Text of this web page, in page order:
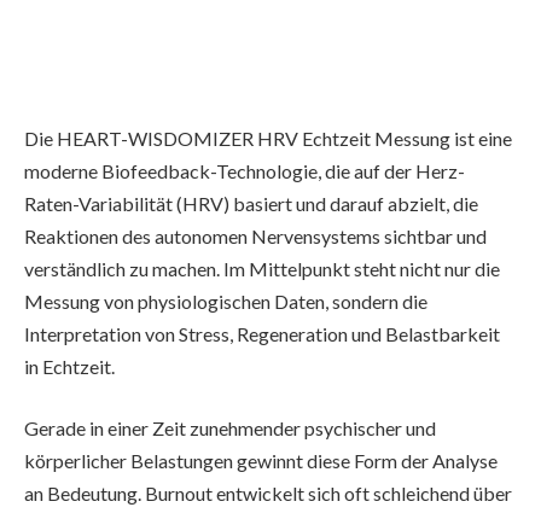
Die HEART-WISDOMIZER HRV Echtzeit Messung ist eine
moderne Biofeedback-Technologie, die auf der Herz-
Raten-Variabilität (HRV) basiert und darauf abzielt, die
Reaktionen des autonomen Nervensystems sichtbar und
verständlich zu machen. Im Mittelpunkt steht nicht nur die
Messung von physiologischen Daten, sondern die
Interpretation von Stress, Regeneration und Belastbarkeit
in Echtzeit.
Gerade in einer Zeit zunehmender psychischer und
körperlicher Belastungen gewinnt diese Form der Analyse
an Bedeutung. Burnout entwickelt sich oft schleichend über